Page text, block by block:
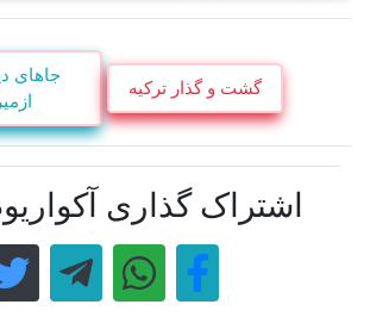
گشت و گذار ترکیه
جاهای
ازمیر
اشتراک گذاری